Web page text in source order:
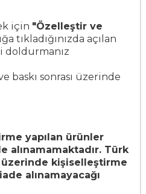
için "Özelleştir ve
tıkladığınızda açılan
doldurmanız
baskı sonrası üzerinde
yapılan ürünler
alınamamaktadır. Türk
üzerinde kişiselleştirme
alınamayacağı